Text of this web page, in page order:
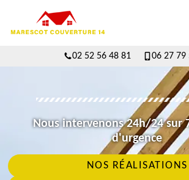
02 52 56 48 81 06 27 79
Nous intervenons 24h/24 sur
d'urgence
NOS RÉALISATIONS